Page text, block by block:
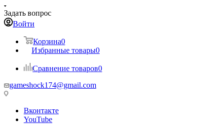
Задать вопрос
Войти
Корзина0
Избранные товары0
Сравнение товаров0
gameshock174@gmail.com
Вконтакте
YouTube